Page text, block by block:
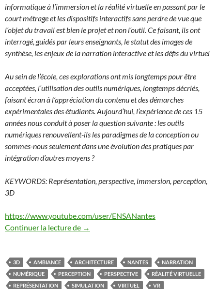
informatique à l’immersion et la réalité virtuelle en passant par le
court métrage et les dispositifs interactifs sans perdre de vue que
l’objet du travail est bien le projet et non l’outil. Ce faisant, ils ont
interrogé, guidés par leurs enseignants, le statut des images de
synthèse, les enjeux de la narration interactive et les défis du virtuel
Au sein de l’école, ces explorations ont mis longtemps pour être
acceptées, l’utilisation des outils numériques, longtemps décriés,
faisant écran à l’appréciation du contenu et des démarches
expérimentales des étudiants. Aujourd’hui, l’expérience de ces 15
années nous conduit à poser la question suivante : les outils
numériques renouvellent-ils les paradigmes de la conception ou
sommes-nous seulement dans une évolution des pratiques par
intégration d’autres moyens ?
KEYWORDS: Représentation, perspective, immersion, perception,
3D
https://www.youtube.com/user/ENSANantes
Continuer la lecture de
Conception narrative
→
3D AMBIANCE ARCHITECTURE NANTES
NARRATION
NUMÉRIQUE
PERCEPTION PERSPECTIVE
RÉALITÉ VIRTUELLE
REPRÉSENTATION
SIMULATION VIRTUEL VR